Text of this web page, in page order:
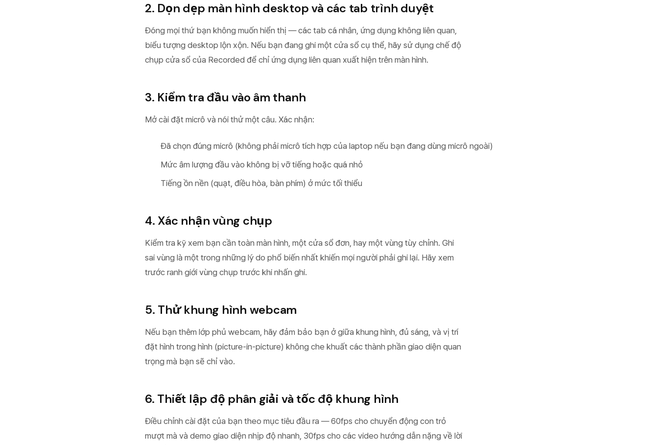
2. Dọn dẹp màn hình desktop và các tab trình duyệt
Đóng mọi thứ bạn không muốn hiển thị — các tab cá nhân, ứng dụng không liên quan,
biểu tượng desktop lộn xộn. Nếu bạn đang ghi một cửa sổ cụ thể, hãy sử dụng chế độ
chụp cửa sổ của Recorded để chỉ ứng dụng liên quan xuất hiện trên màn hình.
3. Kiểm tra đầu vào âm thanh
Mở cài đặt micrô và nói thử một câu. Xác nhận:
Đã chọn đúng micrô (không phải micrô tích hợp của laptop nếu bạn đang dùng micrô ngoài)
Mức âm lượng đầu vào không bị vỡ tiếng hoặc quá nhỏ
Tiếng ồn nền (quạt, điều hòa, bàn phím) ở mức tối thiểu
4. Xác nhận vùng chụp
Kiểm tra kỹ xem bạn cần toàn màn hình, một cửa sổ đơn, hay một vùng tùy chỉnh. Ghi
sai vùng là một trong những lý do phổ biến nhất khiến mọi người phải ghi lại. Hãy xem
trước ranh giới vùng chụp trước khi nhấn ghi.
5. Thử khung hình webcam
Nếu bạn thêm lớp phủ webcam, hãy đảm bảo bạn ở giữa khung hình, đủ sáng, và vị trí
đặt hình trong hình (picture-in-picture) không che khuất các thành phần giao diện quan
trọng mà bạn sẽ chỉ vào.
6. Thiết lập độ phân giải và tốc độ khung hình
Điều chỉnh cài đặt của bạn theo mục tiêu đầu ra — 60fps cho chuyển động con trỏ
mượt mà và demo giao diện nhịp độ nhanh, 30fps cho các video hướng dẫn nặng về lời